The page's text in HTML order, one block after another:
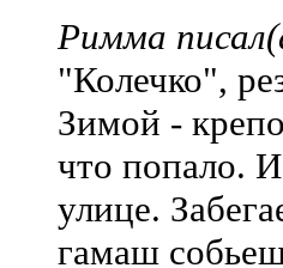
Римма
"Колечко",
Зимой -
что попало.
улице.
гамаш